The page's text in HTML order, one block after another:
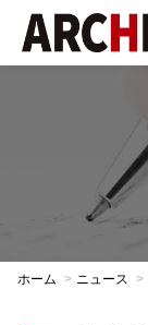
ホーム > ニュース >